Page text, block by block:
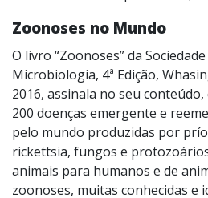
Zoonoses no Mundo
O livro “Zoonoses” da
Microbiologia, 4ª Edição,
2016, assinala no seu
200 doenças emergente e
pelo mundo produzidas por
rickettsia, fungos e
animais para humanos e de
zoonoses, muitas conhecidas e